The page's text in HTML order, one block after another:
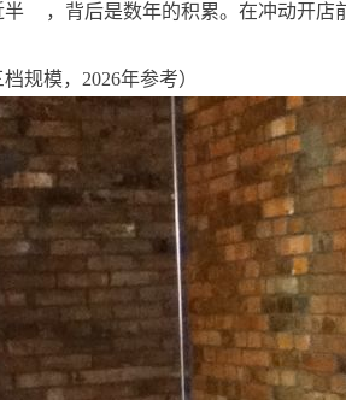
半
，背后是数年的积累。在冲动开
规模，2026年参考）